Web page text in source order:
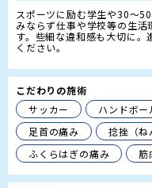
スポーツに励む学生や30〜
みならず仕事や学校等の生
す。些細な違和感も大切に
ください。
こだわりの施術
サッカー
ハンドボー
足首の痛み
捻挫（ね
ふくらはぎの痛み
筋